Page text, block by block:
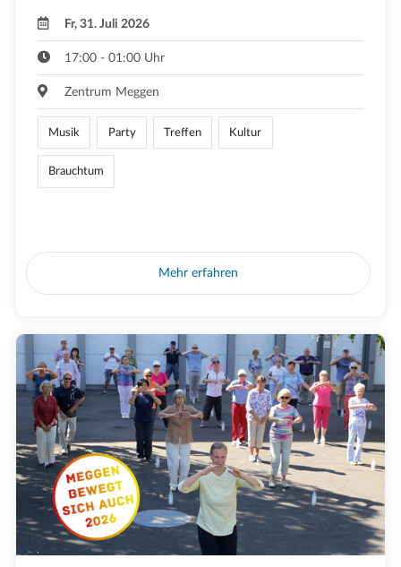
Fr, 31. Juli 2026
17:00 - 01:00 Uhr
Zentrum Meggen
Musik Party Treffen Kultur
Brauchtum
Mehr erfahren